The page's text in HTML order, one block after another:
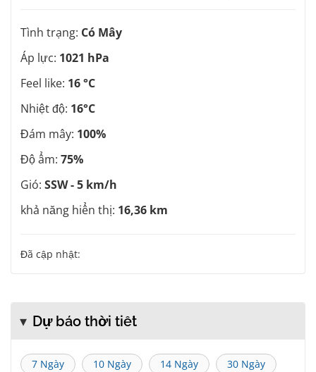
Tình trạng: Có Mây
Áp lực: 1021 hPa
Feel like: 16 °C
Nhiệt độ: 16°C
Đám mây: 100%
Độ ẩm: 75%
Gió: SSW - 5 km/h
khả năng hiển thị: 16,36 km
Đã cập nhật:
Dự báo thời tiết
7 Ngày 10 Ngày 14 Ngày 30 Ngày